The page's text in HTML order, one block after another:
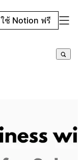
ใช้ Notion ฟรี